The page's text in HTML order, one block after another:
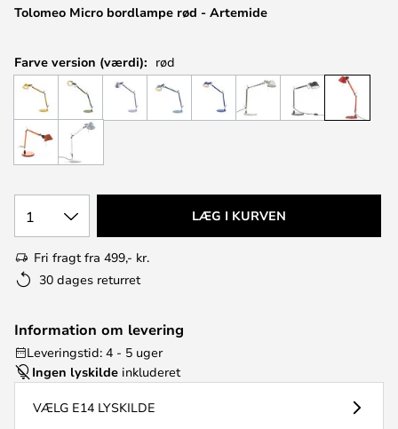
Tolomeo Micro bordlampe rød - Artemide
Farve version (værdi): rød
1 LÆG I KURVEN
Fri fragt fra 499,- kr.
30 dages returret
Information om levering
Leveringstid: 4 - 5 uger
Ingen lyskilde inkluderet
VÆLG E14 LYSKILDE